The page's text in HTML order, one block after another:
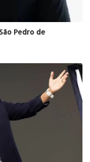
Pedro de